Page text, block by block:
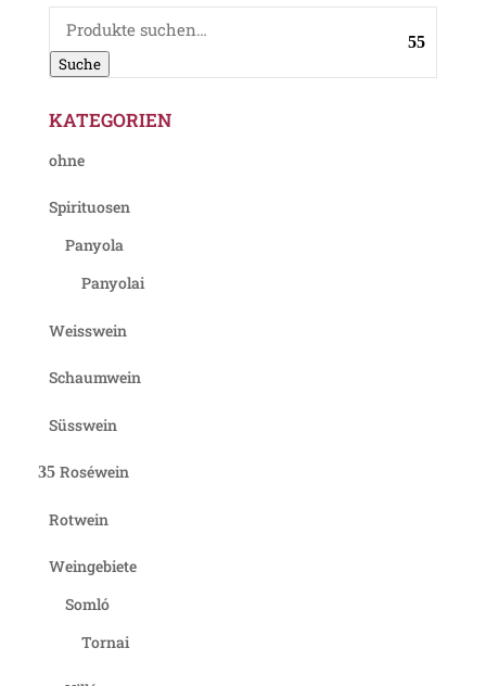
Suche
nach:
Suche
KATEGORIEN
ohne
Spirituosen
Panyola
Panyolai
Weisswein
Schaumwein
Süsswein
Roséwein
Rotwein
Weingebiete
Somló
Tornai